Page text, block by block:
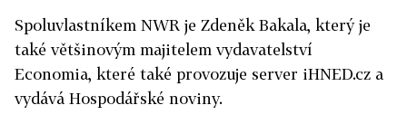
Spoluvlastníkem NWR je Zdeněk Bakala, který je
také většinovým majitelem vydavatelství
Economia, které také provozuje server iHNED.cz a
vydává Hospodářské noviny.